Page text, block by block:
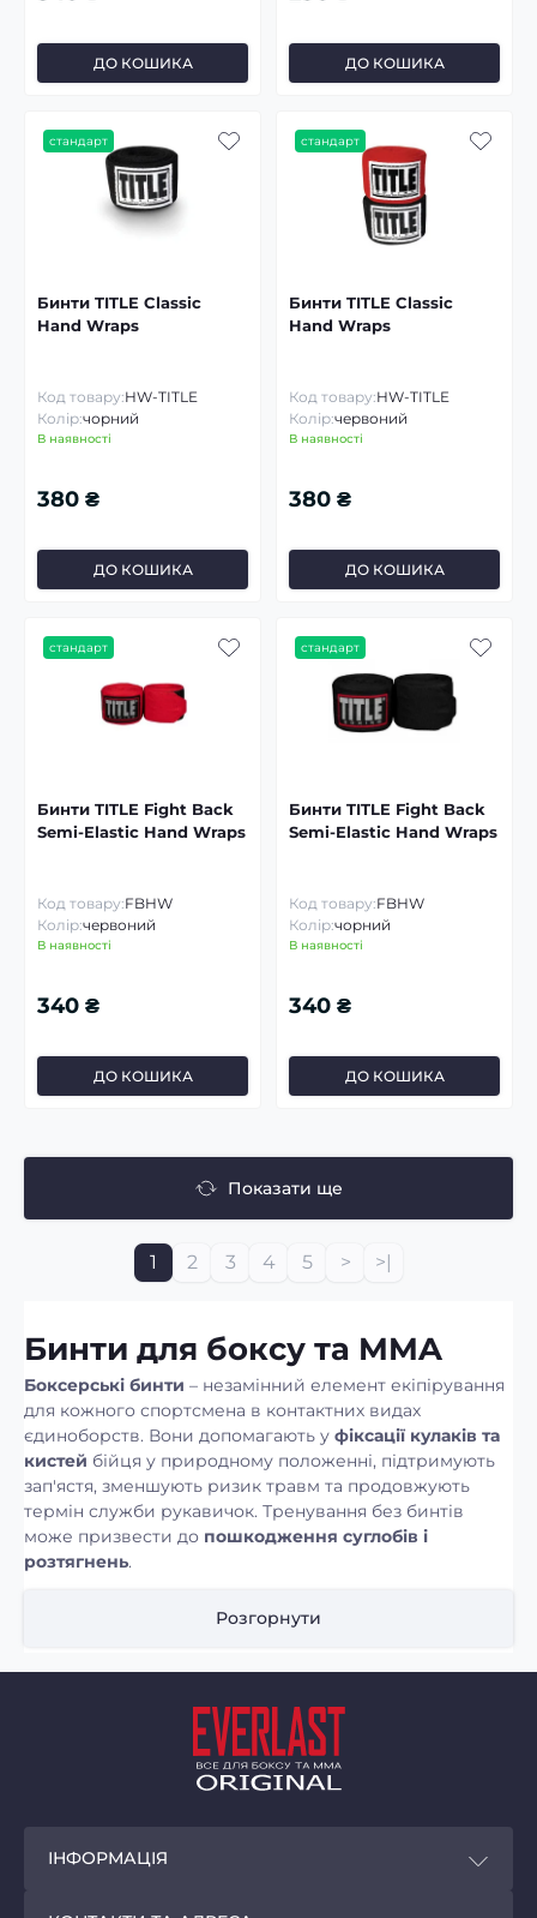
ДО КОШИКА ДО КОШИКА
стандарт
Бинти TITLE Classic
Hand Wraps
Код товару:HW-TITLE
Колір:чорний
В наявності
380 ₴
ДО КОШИКА
стандарт
Бинти TITLE Classic
Hand Wraps
Код товару:HW-TITLE
Колір:червоний
В наявності
380 ₴
ДО КОШИКА
стандарт
Бинти TITLE Fight Back
Semi-Elastic Hand Wraps
Код товару:FBHW
Колір:червоний
В наявності
340 ₴
ДО КОШИКА
стандарт
Бинти TITLE Fight Back
Semi-Elastic Hand Wraps
Код товару:FBHW
Колір:чорний
В наявності
340 ₴
ДО КОШИКА
Показати ще
1 2 3 4 5 > >|
Бинти для боксу та MMA
Боксерські бинти – незамінний елемент екіпірування
для кожного спортсмена в контактних видах
єдиноборств. Вони допомагають у фіксації кулаків та
кистей бійця у природному положенні, підтримують
зап'ястя, зменшують ризик травм та продовжують
термін служби рукавичок. Тренування без бинтів
може призвести до пошкодження суглобів і
розтягнень.
«швидкі бинти»
Класичні бинти
Класичні бинти, як правило, це смуги тканини
обмотуються кулаки спортсмена, суглоби пальців та
зап'ястка. Звичайна довжина — від2,5 до 5,5 метрів
Для полегшення намотування зазвичай мають
Виготовляються з
Розгорнути
ІНФОРМАЦІЯ